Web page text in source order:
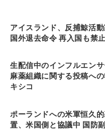
アイスランド、反捕鯨活
国外退去命令 再入国も禁止
生配信中のインフルエンサ
麻薬組織に関する投稿へ
キシコ
ポーランドへの米軍恒久
置、米国側と協議中 国防